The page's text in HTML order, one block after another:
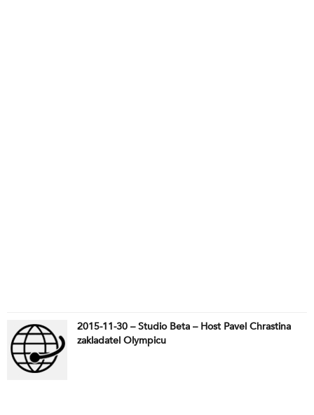
2015-11-30 – Studio Beta – Host Pavel Chrastina
zakladatel Olympicu